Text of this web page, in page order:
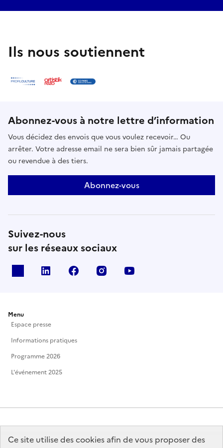
Ce site utilise des cookies afin de vous proposer des
Ils nous soutiennent
Abonnez-vous à notre lettre d’information
Vous décidez des envois que vous voulez recevoir… Ou
arrêter. Votre adresse email ne sera bien sûr jamais partagée
ou revendue à des tiers.
Abonnez-vous
Suivez-nous
sur les réseaux sociaux
Linkedin Facebook Instagram
Menu
Espace presse
Informations pratiques
Programme 2026
L'événement 2025
MINISTÈRE